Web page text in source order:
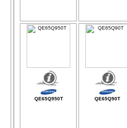
QE65Q950T QE65Q90T